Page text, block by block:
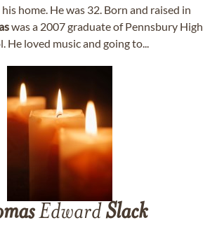
home. He was 32. Born and raised in
was a 2007 graduate of Pennsbury High
He loved music and going to...
EdwardSlack